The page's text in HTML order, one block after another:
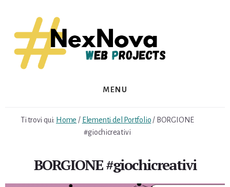
content
footer
MENU
Ti trovi qui: Home / Elementi del Portfolio/BORGIONE
#giochicreativi
BORGIONE #giochicreativi